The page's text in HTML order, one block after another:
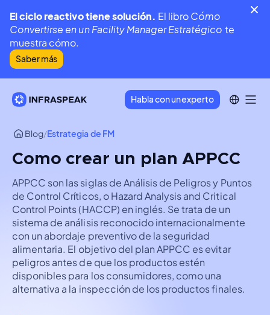
El ciclo reactivo tiene solución. El libroCómo
Convertirse en un Facility Manager Estratégico te
muestra cómo.
Saber más
Habla con un experto
Blog/Estrategia de FM
Como crear un plan APPCC
APPCC son las siglas de Análisis de Peligros y Puntos
de Control Críticos, o Hazard Analysis and Critical
Control Points (HACCP) en inglés. Se trata de un
sistema de análisis reconocido internacionalmente
con un abordaje preventivo de la seguridad
alimentaria. El objetivo del plan APPCC es evitar
peligros antes de que los productos estén
disponibles para los consumidores, como una
alternativa a la inspección de los productos finales.